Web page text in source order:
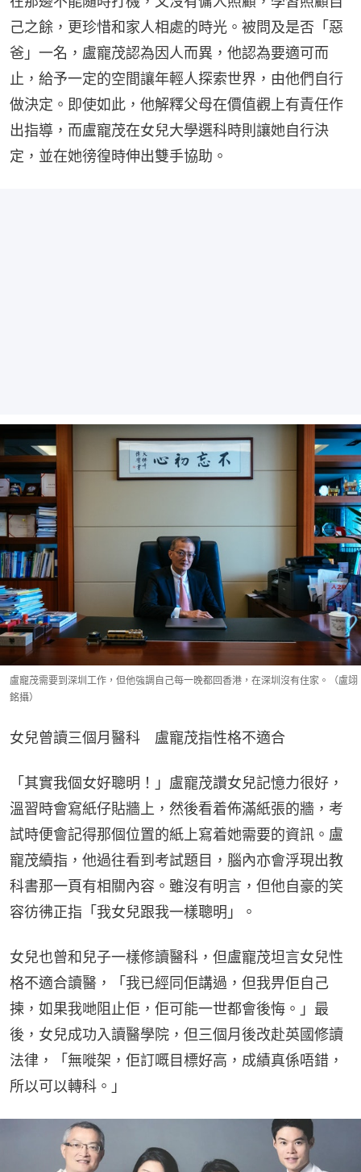
己之餘，更珍惜和家人相處的時光。被問及是否「惡
爸」一名，盧寵茂認為因人而異，他認為要適可而
止，給予一定的空間讓年輕人探索世界，由他們自行
做決定。即使如此，他解釋父母在價值觀上有責任作
出指導，而盧寵茂在女兒大學選科時則讓她自行決
定，並在她徬徨時伸出雙手協助。
盧寵茂需要到深圳工作，但他強調自己每一晚都回香港，在深圳沒有住家。（盧翊
銘攝）
女兒曾讀三個月醫科　盧寵茂指性格不適合
「其實我個女好聰明！」盧寵茂讚女兒記憶力很好，
溫習時會寫紙仔貼牆上，然後看着佈滿紙張的牆，考
試時便會記得那個位置的紙上寫着她需要的資訊。盧
寵茂續指，他過往看到考試題目，腦內亦會浮現出教
科書那一頁有相關內容。雖沒有明言，但他自豪的笑
容彷彿正指「我女兒跟我一樣聰明」。
女兒也曾和兒子一樣修讀醫科，但盧寵茂坦言女兒性
格不適合讀醫，「我已經同佢講過，但我畀佢自己
揀，如果我哋阻止佢，佢可能一世都會後悔。」最
後，女兒成功入讀醫學院，但三個月後改赴英國修讀
法律，「無嘥架，佢訂嘅目標好高，成績真係唔錯，
所以可以轉科。」